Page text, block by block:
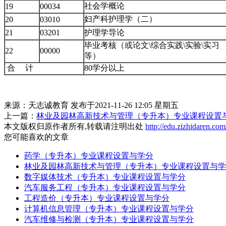
19 00034
社会学概论
20
03010
妇产科护理学（二）
21
03201 护理学导论
22 00000
毕业考核（或论文\综合实践\实验\实习
等）
合 计
80学分以上
来源：天志诚教育 发布于2021-11-26 12:05 星期五
上一篇： 林业及园林高新技术与管理（专升本）专业课程设置
本文版权归原作者所有,转载请注明出处 http://
您可能喜欢的文章
药学（专升本）专业课程设置与学分
林业及园林高新技术与管理（专升本）专业课程设置与
数字媒体技术（专升本）专业课程设置与学分
汽车服务工程（专升本）专业课程设置与学分
工程造价（专升本）专业课程设置与学分
计算机信息管理（专升本）专业课程设置与学分
汽车维修与检测（专升本）专业课程设置与学分